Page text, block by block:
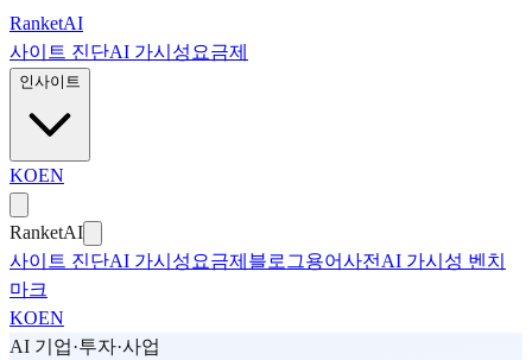
본문으로 건너뛰기
RanketAI
사이트 진단AI 가시성 요금제
인사이트
KOEN
RanketAI
사이트 진단AI 가시성 요금제 블로그용어사전 AI 가시성 벤치
마크
KOEN
AI 기업·투자·사업